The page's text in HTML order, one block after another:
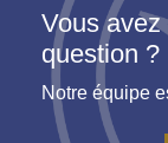
Vous
question ?
Notre équipe